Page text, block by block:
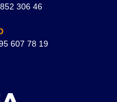
306 46
607 78 19